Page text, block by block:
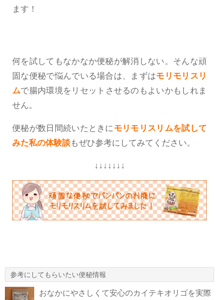
ます！
何を試してもなかなか便秘が解消しない。そんな頑
固な便秘で悩んでいる場合は、まずはモリモリスリ
ムで腸内環境をリセットさせるのもよいかもしれま
せん。
便秘が数日間続いたときにモリモリスリムを試して
みた私の体験談もぜひ参考にしてみてください。
↓↓↓↓↓↓↓
参考にしてもらいたい便秘情報
おなかにやさしくて安心のカイテキオリゴを実際